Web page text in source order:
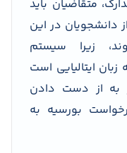
متقاضیان باید
دانشجویان در این
زیرا سیستم
ایتالیایی است
به از دست دادن
بورسیه به